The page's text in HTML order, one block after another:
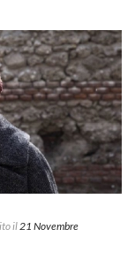
il21 Novembre